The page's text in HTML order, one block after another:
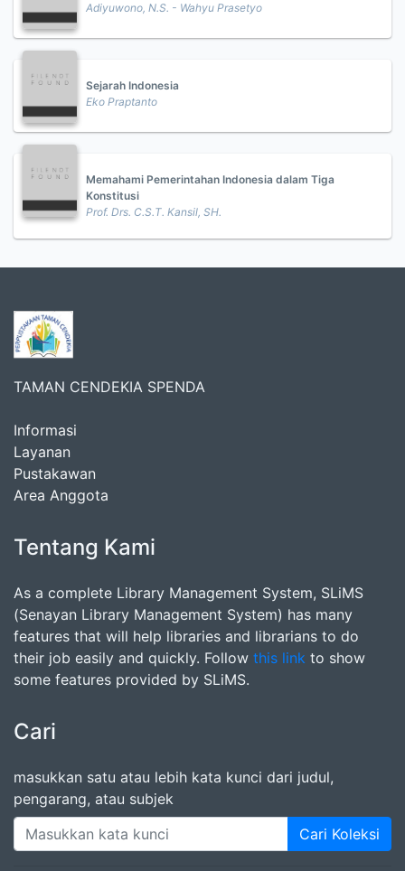
Adiyuwono, N.S. - Wahyu Prasetyo
Sejarah Indonesia
Eko Praptanto
Memahami Pemerintahan Indonesia dalam Tiga
Konstitusi
Prof. Drs. C.S.T. Kansil, SH.
TAMAN CENDEKIA SPENDA
Informasi
Layanan
Pustakawan
Area Anggota
Tentang Kami
As a complete Library Management System, SLiMS
(Senayan Library Management System) has many
features that will help libraries and librarians to do
their job easily and quickly. Follow this link to show
some features provided by SLiMS.
Cari
masukkan satu atau lebih kata kunci dari judul,
pengarang, atau subjek
Cari Koleksi